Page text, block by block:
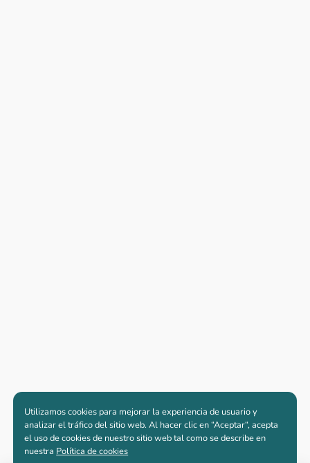
Utilizamos cookies para mejorar la experiencia de usuario y
analizar el tráfico del sitio web. Al hacer clic en “Aceptar“, acepta
el uso de cookies de nuestro sitio web tal como se describe en
nuestra Política de cookies